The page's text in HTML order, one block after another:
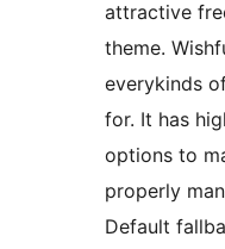
attractive
theme.
everykinds
for. It has
options to
properly
Default